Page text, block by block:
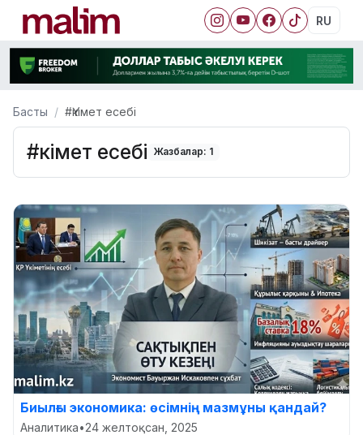
RU
Басты #Үкімет есебі
#Үкімет есебі Жазбалар: 1
Биылғы экономика: өсімнің мазмұны қандай?
Аналитика•24 желтоқсан, 2025